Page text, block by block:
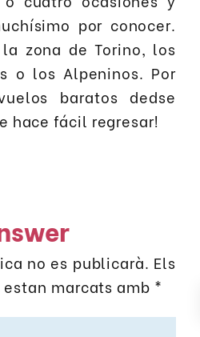
por conocer.
zona de Torino, los
o los Alpeninos. Por
baratos dedse
hace fácil regresar!
no es publicarà. Els
marcats amb *